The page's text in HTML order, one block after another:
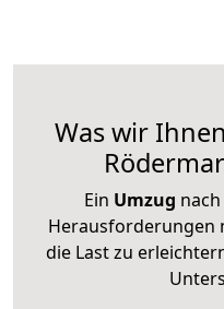
Was wir
Ein Umzug
Herausforderungen
die Last zu